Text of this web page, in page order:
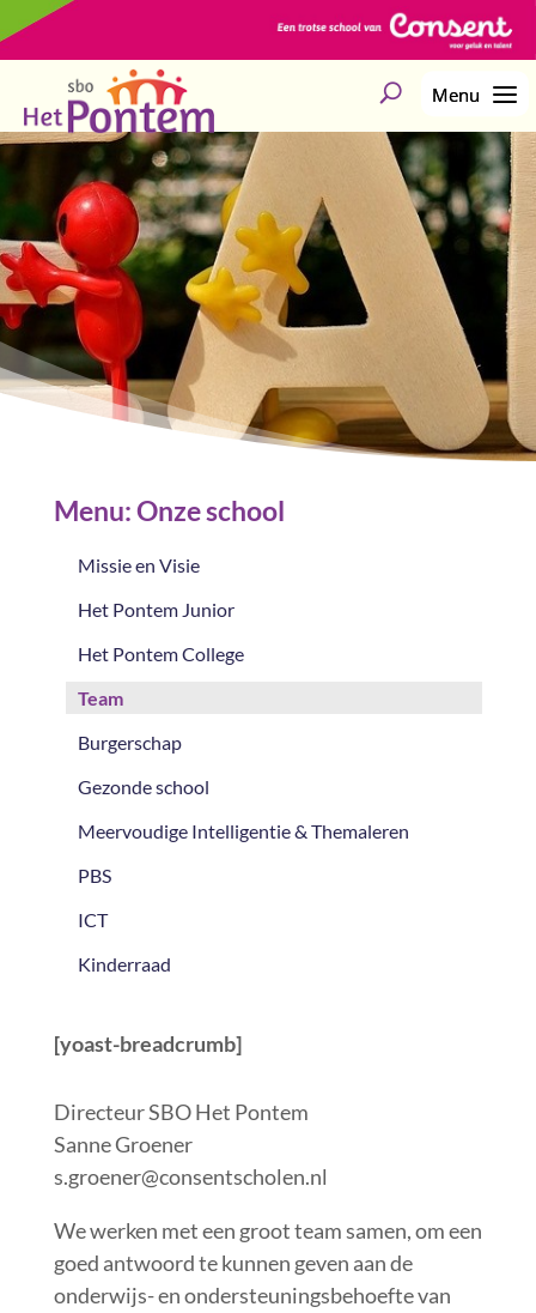
Menu: Onze school
Missie en Visie
Het Pontem Junior
Het Pontem College
Team
Burgerschap
Gezonde school
Meervoudige Intelligentie & Themaleren
PBS
ICT
Kinderraad
[yoast-breadcrumb]
Directeur SBO Het Pontem
Sanne Groener
s.groener@consentscholen.nl
We werken met een groot team samen, om een
goed antwoord te kunnen geven aan de
onderwijs- en ondersteuningsbehoefte van